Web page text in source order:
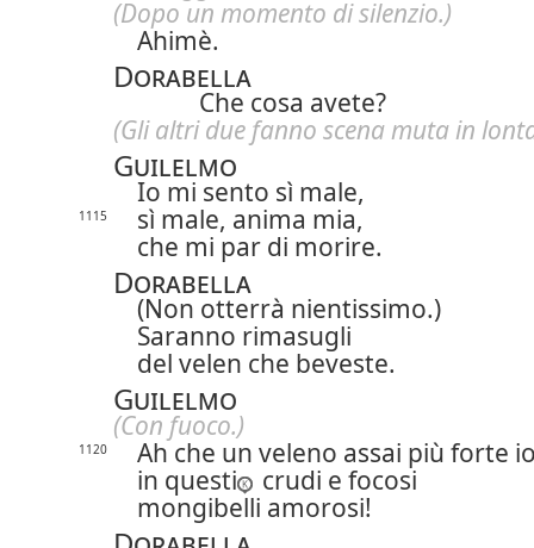
(Dopo un momento di silenzio.)
Ahimè.
Dorabella
Che cosa avete?
(Gli altri due fanno scena muta in
Guilelmo
Io mi sento sì male,
1115
sì male, anima mia,
che mi par di morire.
Dorabella
(Non otterrà nientissimo.)
Saranno rimasugli
del velen che beveste.
Guilelmo
(Con fuoco.)
1120
Ah che un veleno assai più forte
in questi
crudi e focosi
mongibelli amorosi!